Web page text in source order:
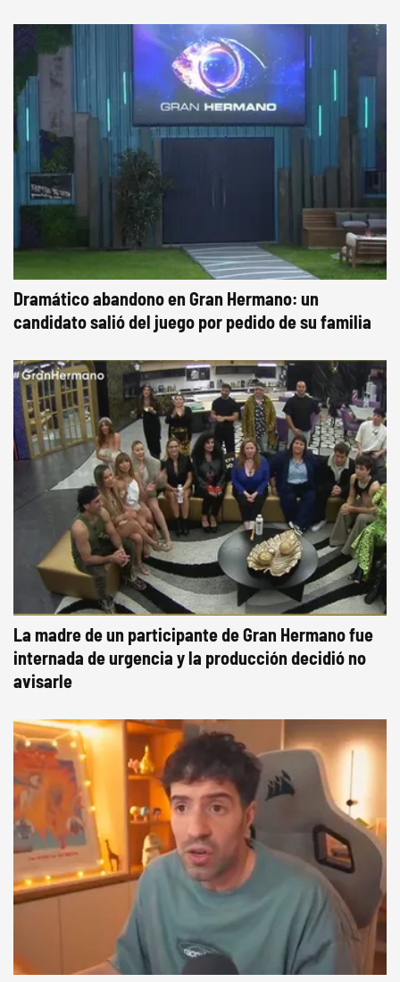
Dramático abandono en Gran Hermano: un
candidato salió del juego por pedido de su familia
La madre de un participante de Gran Hermano fue
internada de urgencia y la producción decidió no
avisarle